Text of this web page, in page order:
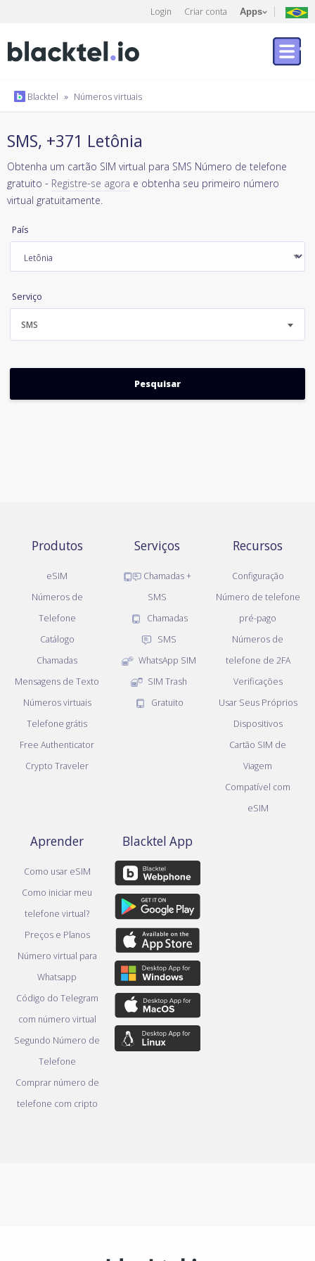
Login Criar conta Apps
Blacktel » Números virtuais
SMS, +371 Letônia
Obtenha um cartão SIM virtual para SMS Número de telefone
gratuito - Registre-se agora e obtenha seu primeiro número
virtual gratuitamente.
País
Serviço
SMS
Produtos
eSIM
Números de
Telefone
Catálogo
Chamadas
Mensagens de Texto
Números virtuais
Telefone grátis
Free Authenticator
Crypto Traveler
Serviços
Chamadas +
SMS
Chamadas
SMS
WhatsApp SIM
SIM Trash
Gratuito
Recursos
Configuração
Número de telefone
pré-pago
Números de
telefone de 2FA
Verificações
Usar Seus Próprios
Dispositivos
Cartão SIM de
Viagem
Compatível com
eSIM
Aprender
Como usar eSIM
Como iniciar meu
telefone virtual?
Preços e Planos
Número virtual para
Whatsapp
Código do Telegram
com número virtual
Segundo Número de
Telefone
Comprar número de
telefone com cripto
Blacktel App